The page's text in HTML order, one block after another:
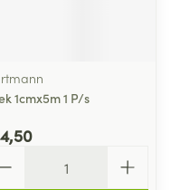
1cmx5m 1 P/s